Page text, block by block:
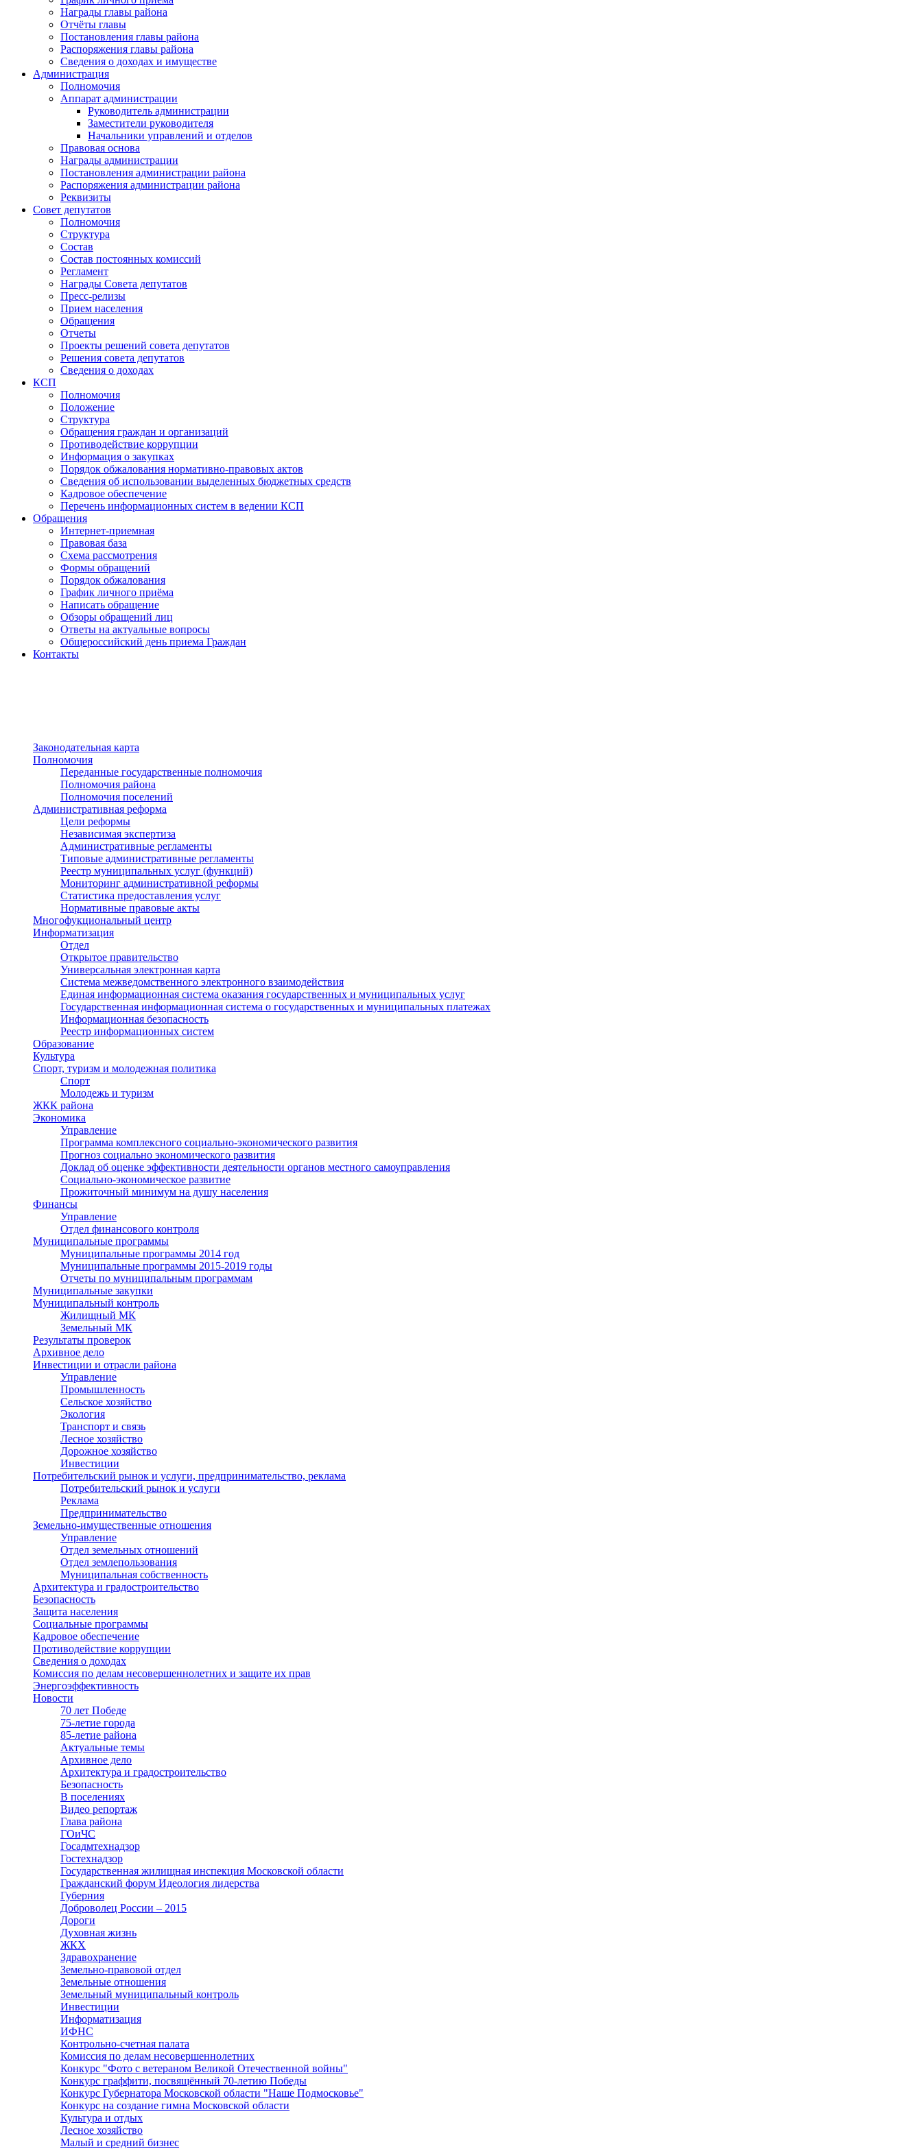
Награды главы района
Отчёты главы
Постановления главы района
Распоряжения главы района
Сведения о доходах и имуществе
Администрация
Полномочия
Аппарат администрации
Руководитель администрации
Заместители руководителя
Начальники управлений и отделов
Правовая основа
Награды администрации
Постановления администрации района
Распоряжения администрации района
Реквизиты
Совет депутатов
Полномочия
Структура
Состав
Состав постоянных комиссий
Регламент
Награды Совета депутатов
Пресс-релизы
Прием населения
Обращения
Отчеты
Проекты решений совета депутатов
Решения совета депутатов
Сведения о доходах
КСП
Полномочия
Положение
Структура
Обращения граждан и организаций
Противодействие коррупции
Информация о закупках
Порядок обжалования нормативно-правовых актов
Сведения об использовании выделенных бюджетных средств
Кадровое обеспечение
Перечень информационных систем в ведении КСП
Обращения
Интернет-приемная
Правовая база
Схема рассмотрения
Формы обращений
Порядок обжалования
График личного приёма
Написать обращение
Обзоры обращений лиц
Ответы на актуальные вопросы
Общероссийский день приема Граждан
Контакты
Законодательная карта
Полномочия
Переданные государственные полномочия
Полномочия района
Полномочия поселений
Административная реформа
Цели реформы
Независимая экспертиза
Административные регламенты
Типовые административные регламенты
Реестр муниципальных услуг (функций)
Мониторинг административной реформы
Статистика предоставления услуг
Нормативные правовые акты
Многофукциональный центр
Информатизация
Отдел
Открытое правительство
Универсальная электронная карта
Система межведомственного электронного взаимодействия
Единая информационная система оказания государственных и муниципальных услуг
Государственная информационная система о государственных и муниципальных платежах
Информационная безопасность
Реестр информационных систем
Образование
Культура
Спорт, туризм и молодежная политика
Спорт
Молодежь и туризм
ЖКК района
Экономика
Управление
Программа комплексного социально-экономического развития
Прогноз социально экономического развития
Доклад об оценке эффективности деятельности органов местного самоуправления
Социально-экономическое развитие
Прожиточный минимум на душу населения
Финансы
Управление
Отдел финансового контроля
Муниципальные программы
Муниципальные программы 2014 год
Муниципальные программы 2015-2019 годы
Отчеты по муниципальным программам
Муниципальные закупки
Муниципальный контроль
Жилищный МК
Земельный МК
Результаты проверок
Архивное дело
Инвестиции и отрасли района
Управление
Промышленность
Сельское хозяйство
Экология
Транспорт и связь
Лесное хозяйство
Дорожное хозяйство
Инвестиции
Потребительский рынок и услуги, предпринимательство, реклама
Потребительский рынок и услуги
Реклама
Предпринимательство
Земельно-имущественные отношения
Управление
Отдел земельных отношений
Отдел землепользования
Муниципальная собственность
Архитектура и градостроительство
Безопасность
Защита населения
Социальные программы
Кадровое обеспечение
Противодействие коррупции
Сведения о доходах
Комиссия по делам несовершеннолетних и защите их прав
Энергоэффективность
Новости
70 лет Победе
75-летие города
85-летие района
Актуальные темы
Архивное дело
Архитектура и градостроительство
Безопасность
В поселениях
Видео репортаж
Глава района
ГОиЧС
Госадмтехнадзор
Гостехнадзор
Государственная жилищная инспекция Московской области
Гражданский форум Идеология лидерства
Губерния
Доброволец России – 2015
Дороги
Духовная жизнь
ЖКХ
Здравохранение
Земельно-правовой отдел
Земельные отношения
Земельный муниципальный контроль
Инвестиции
Информатизация
ИФНС
Контрольно-счетная палата
Комиссия по делам несовершеннолетних
Конкурс "Фото с ветераном Великой Отечественной войны"
Конкурс граффити, посвящённый 70-летию Победы
Конкурс Губернатора Московской области "Наше Подмосковье"
Конкурс на создание гимна Московской области
Культура и отдых
Лесное хозяйство
Малый и средний бизнес